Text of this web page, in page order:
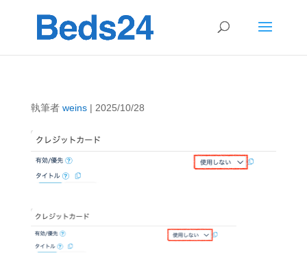
執筆者 weins| 2025/10/28